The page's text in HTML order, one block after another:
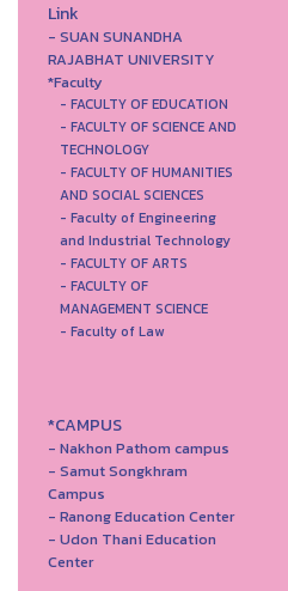
Link
- SUAN SUNANDHA
RAJABHAT UNIVERSITY
*Faculty
- FACULTY OF EDUCATION
- FACULTY OF SCIENCE AND
TECHNOLOGY
- FACULTY OF HUMANITIES
AND SOCIAL SCIENCES
- Faculty of Engineering
and Industrial Technology
- FACULTY OF ARTS
- FACULTY OF
MANAGEMENT SCIENCE
- Faculty of Law
*CAMPUS
- Nakhon Pathom campus
- Samut Songkhram
Campus
- Ranong Education Center
- Udon Thani Education
Center